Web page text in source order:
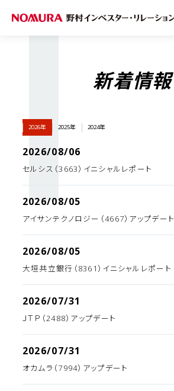
新着情報
2026年 2025年 2024年
2026/08/06
セルシス（3663）イニシャルレポート
2026/08/05
アイサンテクノロジー（4667）アップデート
2026/08/05
大垣共立銀行（8361）イニシャルレポート
2026/07/31
ＪＴＰ（2488）アップデート
2026/07/31
オカムラ（7994）アップデート